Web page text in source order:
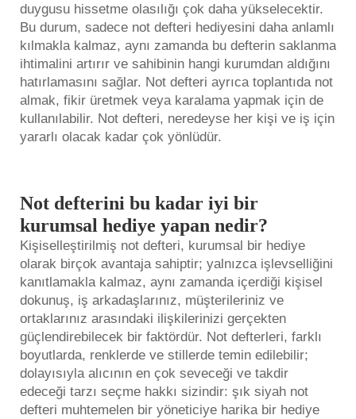
duygusu hissetme olasılığı çok daha yükselecektir.
Bu durum, sadece not defteri hediyesini daha anlamlı
kılmakla kalmaz, aynı zamanda bu defterin saklanma
ihtimalini artırır ve sahibinin hangi kurumdan aldığını
hatırlamasını sağlar. Not defteri ayrıca toplantıda not
almak, fikir üretmek veya karalama yapmak için de
kullanılabilir. Not defteri, neredeyse her kişi ve iş için
yararlı olacak kadar çok yönlüdür.
Not defterini bu kadar iyi bir
kurumsal hediye yapan nedir?
Kişiselleştirilmiş not defteri, kurumsal bir hediye
olarak birçok avantaja sahiptir; yalnızca işlevselliğini
kanıtlamakla kalmaz, aynı zamanda içerdiği kişisel
dokunuş, iş arkadaşlarınız, müşterileriniz ve
ortaklarınız arasındaki ilişkilerinizi gerçekten
güçlendirebilecek bir faktördür. Not defterleri, farklı
boyutlarda, renklerde ve stillerde temin edilebilir;
dolayısıyla alıcının en çok seveceği ve takdir
edeceği tarzı seçme hakkı sizindir: şık siyah not
defteri muhtemelen bir yöneticiye harika bir hediye